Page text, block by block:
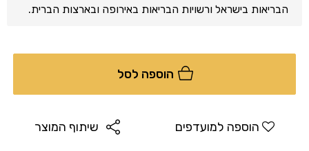
הבריאות בישראל ורשויות הבריאות באירופה ובארצות הברית.
אריתריטול – במצבו הטבעי, האריתריטול נמצא במספר פירות
כגון אגס, מלון וענבים ובמזונות שעברו תסיסה כגון גבינות ויין.
בסופו של דבר מהגוף ללא כל השפעה על רמת הסוכר בדם או
הוספה למועדפים שיתוף המוצר